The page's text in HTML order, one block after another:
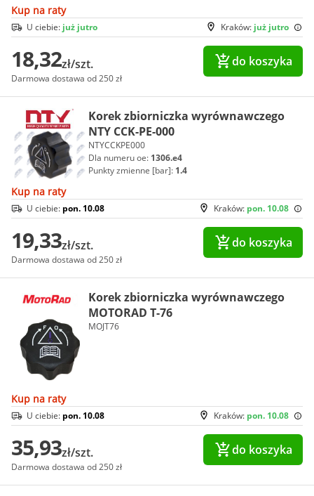
Kup na raty
Kraków: już jutro
U ciebie: już jutro
18,32zł/szt.
Darmowa dostawa od 250 zł
do koszyka
Korek zbiorniczka wyrównawczego
NTY CCK-PE-000
NTYCCKPE000
Dla numeru oe: 1306.e4
Punkty zmienne [bar]: 1.4
Kup na raty
Kraków: pon. 10.08
U ciebie: pon. 10.08
19,33zł/szt.
Darmowa dostawa od 250 zł
do koszyka
Korek zbiorniczka wyrównawczego
MOTORAD T-76
MOJT76
Kup na raty
Kraków: pon. 10.08
U ciebie: pon. 10.08
35,93zł/szt.
Darmowa dostawa od 250 zł
do koszyka